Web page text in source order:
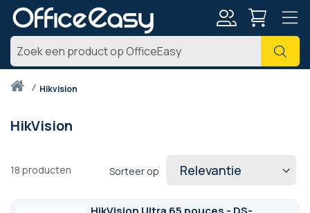
Zoek
Thuishikvision
HikVision
18 producten Sorteer op